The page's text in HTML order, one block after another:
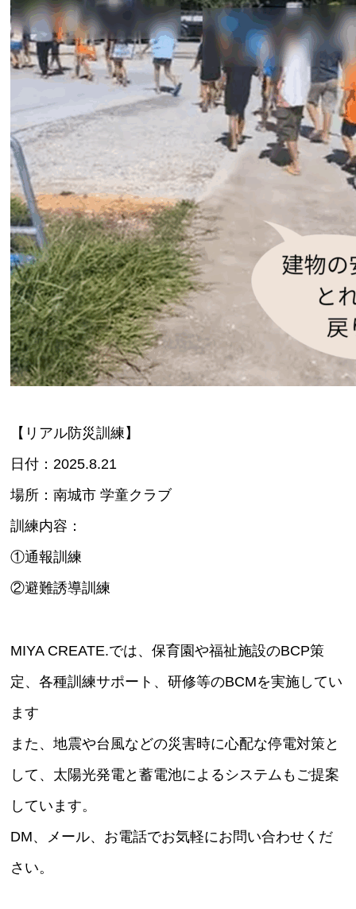
【リアル防災訓練】
日付：2025.8.21
場所：南城市 学童クラブ
訓練内容：
①通報訓練
②避難誘導訓練
MIYA CREATE.では、保育園や福祉施設のBCP策
定、各種訓練サポート、研修等のBCMを実施してい
ます
また、地震や台風などの災害時に心配な停電対策と
して、太陽光発電と蓄電池によるシステムもご提案
しています。
DM、メール、お電話でお気軽にお問い合わせくだ
さい。